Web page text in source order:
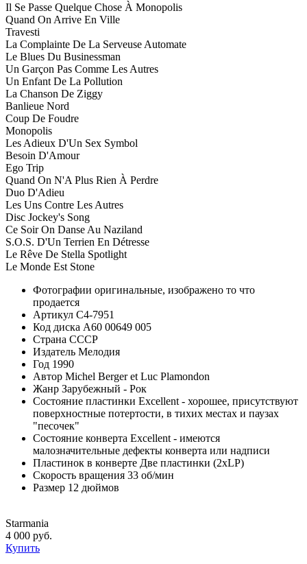
Il Se Passe Quelque Chose À Monopolis
Quand On Arrive En Ville
Travesti
La Complainte De La Serveuse Automate
Le Blues Du Businessman
Un Garçon Pas Comme Les Autres
Un Enfant De La Pollution
La Chanson De Ziggy
Banlieue Nord
Coup De Foudre
Monopolis
Les Adieux D'Un Sex Symbol
Besoin D'Amour
Ego Trip
Quand On N'A Plus Rien À Perdre
Duo D'Adieu
Les Uns Contre Les Autres
Disc Jockey's Song
Ce Soir On Danse Au Naziland
S.O.S. D'Un Terrien En Détresse
Le Rêve De Stella Spotlight
Le Monde Est Stone
Фотографии оригинальные, изображено то что
продается
Артикул C4-7951
Код диска А60 00649 005
Страна СССР
Издатель Мелодия
Год 1990
Автор Michel Berger et Luc Plamondon
Жанр Зарубежный - Рок
Состояние пластинки Excellent - хорошее, присутствуют
поверхностные потертости, в тихих местах и паузах
"песочек"
Состояние конверта Excellent - имеются
малозначительные дефекты конверта или надписи
Пластинок в конверте Две пластинки (2xLP)
Скорость вращения 33 об/мин
Размер 12 дюймов
Starmania
4 000 руб.
Купить